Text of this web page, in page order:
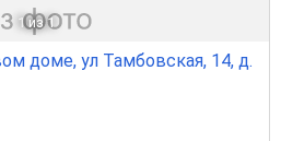
1 из 1
доме, ул Тамбовская, 14, д.